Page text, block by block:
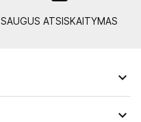
SAUGUS ATSISKAITYMAS

